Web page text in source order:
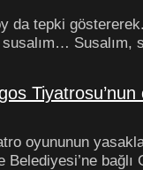
da tepki
oyununun